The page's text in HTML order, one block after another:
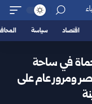
اقتصاد سياسة
حماة في ساحة
ومرور عام على